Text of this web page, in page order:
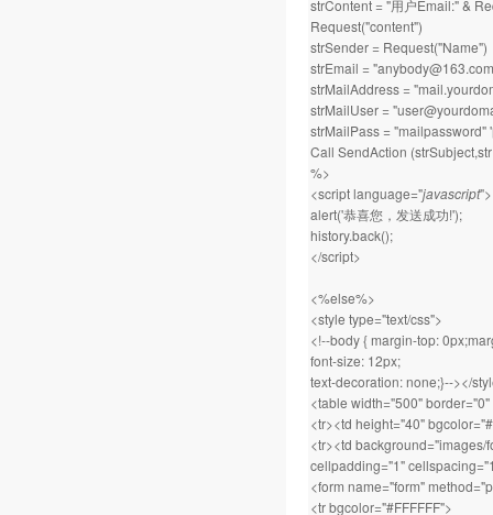
strContent = "用户Email:" &
Request("content")
strSender = Request("Name")
strEmail =
strMailAddress =
strMailUser =
strMailPass = "mailpassword"
Call SendAction
%>
<script language="javascript">
alert('恭喜您，发送成功!');
history.back();
</script>
<%else%>
<style type="text/css">
<!--body { margin-top:
font-size: 12px;
text-decoration: none;}--></
<table width="500"
<tr><td height="40"
<tr><td
cellpadding="1"
<form name="form"
<tr bgcolor="#FFFFFF">